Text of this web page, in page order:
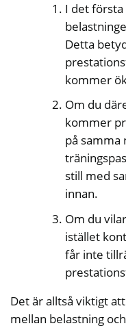
I det
Detta
kommer
Om du
kommer
på samma
still med
innan.
Om du
istället
får inte
Det är alltså viktigt
mellan belastning